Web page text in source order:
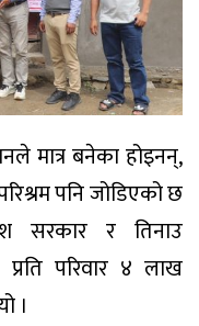
मात्र बनेका होइनन्,
पनि जोडिएको छ
सरकार र तिनाउ
परिवार ४ लाख
।